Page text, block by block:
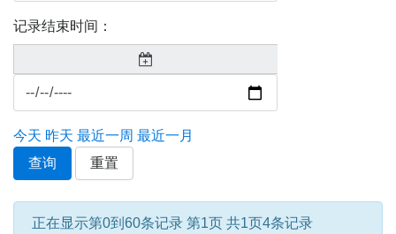
记录结束时间：
今天 昨天 最近一周 最近一月
查询
重置
正在显示第0到60条记录 第1页 共1页4条记录